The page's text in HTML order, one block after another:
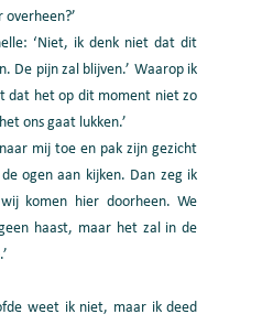
‘Niet, ik denk niet dat dit
De pijn zal blijven.’ Waarop ik
dat het op dit moment niet zo
ons gaat lukken.’
mij toe en pak zijn gezicht
ogen aan kijken. Dan zeg ik
komen hier doorheen. We
haast, maar het zal in de
weet ik niet, maar ik deed